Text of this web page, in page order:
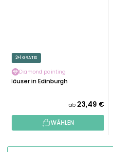
2+1 GRATIS
Diamond painting
Häuser in Edinburgh
ab 23,49 €
WÄHLEN